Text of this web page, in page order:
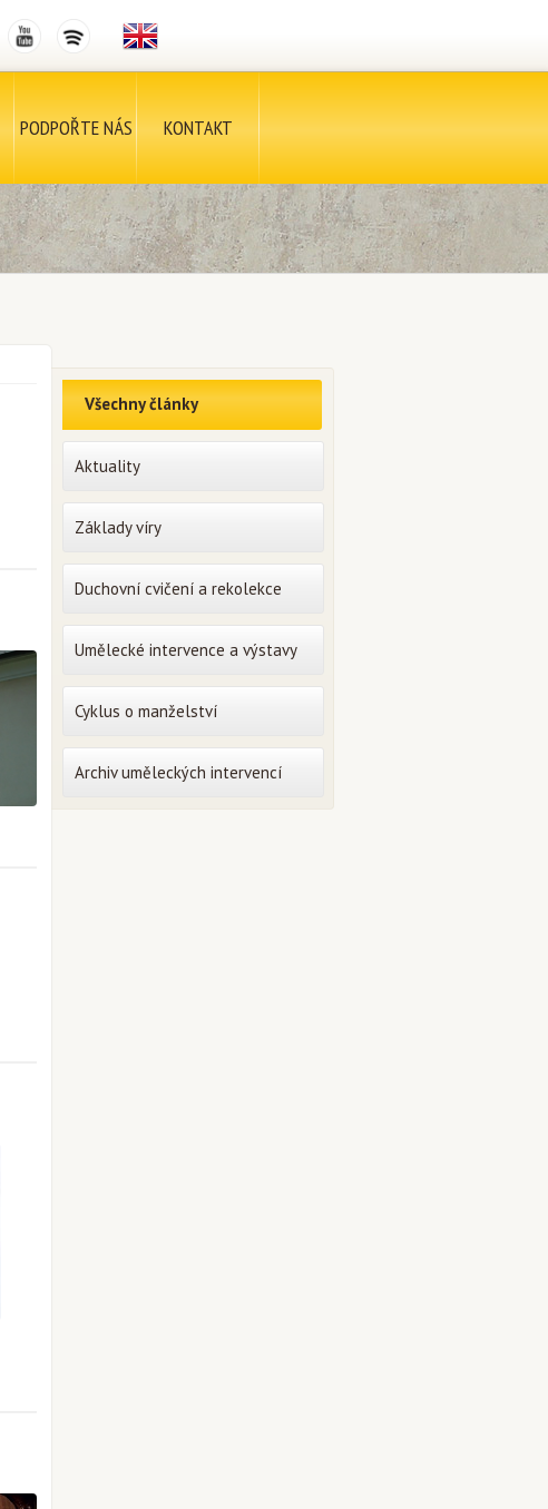
PODPOŘTE NÁS KONTAKT
Všechny články
Aktuality
Základy víry
Duchovní cvičení a rekolekce
Umělecké intervence a výstavy
Cyklus o manželství
Archiv uměleckých intervencí